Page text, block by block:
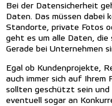
Bei der Datensicherheit
Daten. Das müssen dabei
Standorte, private Fotos
geht es um alle Daten, die
Gerade bei Unternehmen
Egal ob Kundenprojekte,
auch immer sich auf
sollten geschützt sein
eventuell sogar an